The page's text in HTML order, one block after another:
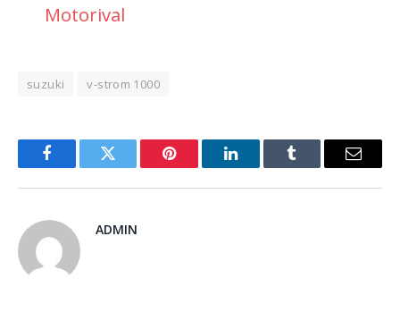
Motorival
suzuki v-strom 1000
FacebookTwitter Pinterest LinkedInTumblr Email
ADMIN